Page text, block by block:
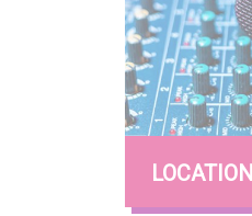
LOCATION